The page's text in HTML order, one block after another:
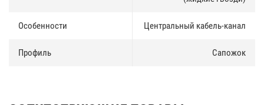
Особенности Центральный кабель-канал
Профиль Сапожок